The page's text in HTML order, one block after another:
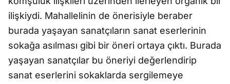
ilişkiydi. Mahallelinin de önerisiyle beraber
burada yaşayan sanatçıların sanat eserlerinin
sokağa asılması gibi bir öneri ortaya çıktı. Burada
yaşayan sanatçılar bu öneriyi değerlendirip
sanat eserlerini sokaklarda sergilemeye